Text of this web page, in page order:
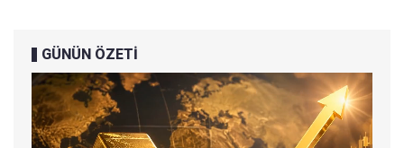
GÜNÜN ÖZETİ